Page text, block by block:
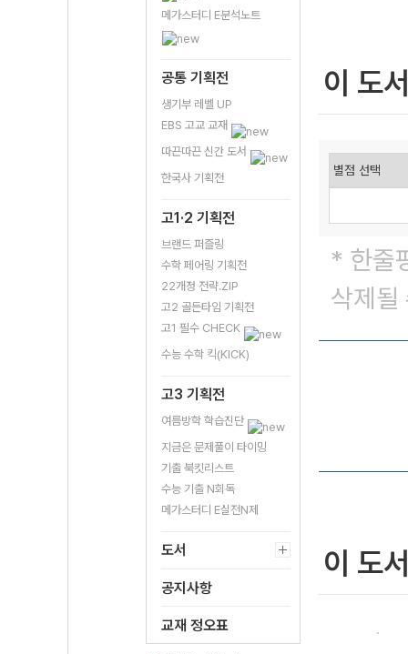
메가스터디 E분석노트
공통 기획전
생기부 레벨 UP
EBS 고교 교재
따끈따끈 신간 도서
한국사 기획전
고1·2 기획전
브랜드 퍼즐링
수학 페어링 기획전
22개정 전략.ZIP
고2 골든타임 기획전
고1 필수 CHECK
수능 수학 킥(KICK)
고3 기획전
여름방학 학습진단
지금은 문제풀이 타이밍
기출 북킷리스트
수능 기출 N회독
메가스터디 E실전N제
도서
공지사항
교재 정오표
이 도
* 한줄
삭제될
이 도